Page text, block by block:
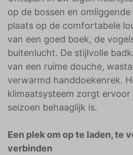
op de bossen en
plaats op de comfortabele
van een goed boek, de
buitenlucht. De stijlvolle
van een ruime douche,
verwarmd handdoekenrek.
klimaatsysteem zorgt ervoor
seizoen behaaglijk is.
Een plek om op te laden, te
verbinden